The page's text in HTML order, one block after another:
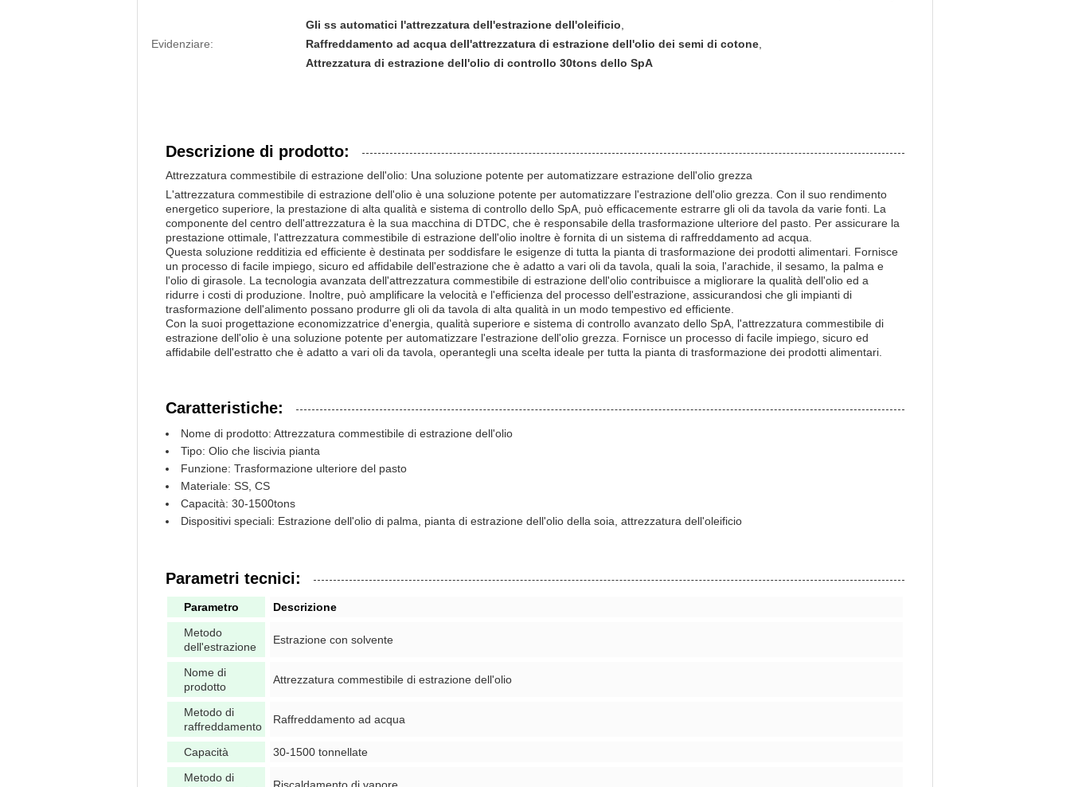
Evidenziare:
Gli ss automatici l'attrezzatura dell'estrazione dell'oleificio
Raffreddamento ad acqua dell'attrezzatura di estrazione dell'olio dei semi di cotone
Attrezzatura di estrazione dell'olio di controllo 30tons dello SpA
Descrizione di prodotto:
Attrezzatura commestibile di estrazione dell'olio: Una soluzione potente per automatizzare estrazione dell'olio grezza
L'attrezzatura commestibile di estrazione dell'olio è una soluzione potente per automatizzare l'estrazione dell'olio grezza. Con il suo rendimento
energetico superiore, la prestazione di alta qualità e sistema di controllo dello SpA, può efficacemente estrarre gli oli da tavola da varie fonti. La
componente del centro dell'attrezzatura è la sua macchina di DTDC, che è responsabile della trasformazione ulteriore del pasto. Per assicurare la
prestazione ottimale, l'attrezzatura commestibile di estrazione dell'olio inoltre è fornita di un sistema di raffreddamento ad acqua.
Questa soluzione redditizia ed efficiente è destinata per soddisfare le esigenze di tutta la pianta di trasformazione dei prodotti alimentari. Fornisce
un processo di facile impiego, sicuro ed affidabile dell'estrazione che è adatto a vari oli da tavola, quali la soia, l'arachide, il sesamo, la palma e
l'olio di girasole. La tecnologia avanzata dell'attrezzatura commestibile di estrazione dell'olio contribuisce a migliorare la qualità dell'olio ed a
ridurre i costi di produzione. Inoltre, può amplificare la velocità e l'efficienza del processo dell'estrazione, assicurandosi che gli impianti di
trasformazione dell'alimento possano produrre gli oli da tavola di alta qualità in un modo tempestivo ed efficiente.
Con la suoi progettazione economizzatrice d'energia, qualità superiore e sistema di controllo avanzato dello SpA, l'attrezzatura commestibile di
estrazione dell'olio è una soluzione potente per automatizzare l'estrazione dell'olio grezza. Fornisce un processo di facile impiego, sicuro ed
affidabile dell'estratto che è adatto a vari oli da tavola, operantegli una scelta ideale per tutta la pianta di trasformazione dei prodotti alimentari.
Caratteristiche:
Nome di prodotto: Attrezzatura commestibile di estrazione dell'olio
Tipo: Olio che liscivia pianta
Funzione: Trasformazione ulteriore del pasto
Materiale: SS, CS
Capacità: 30-1500tons
Dispositivi speciali: Estrazione dell'olio di palma, pianta di estrazione dell'olio della soia, attrezzatura dell'oleificio
Parametri tecnici:
Parametro
Descrizione
Metodo
dell'estrazione
Estrazione con solvente
Nome di
prodotto
Attrezzatura commestibile di estrazione dell'olio
Metodo di
raffreddamento
Raffreddamento ad acqua
Capacità
30-1500 tonnellate
Metodo di